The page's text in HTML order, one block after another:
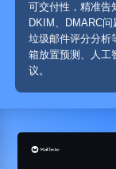
可交付性，精准告
DKIM、DMARC问
垃圾邮件评分分析
箱放置预测、人工
议。